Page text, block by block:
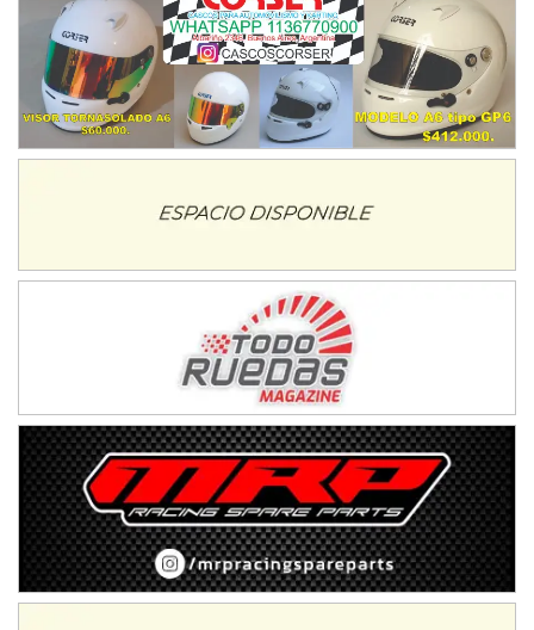
Humboldt (Santa Fe)
NORESTE SANTAFESINO - F6
Ciudad de Avellaneda (Asfalto)
Avellaneda (Santa Fe)
SUR SANTAFESINO - F4
Juan Navarro (Asfalto)